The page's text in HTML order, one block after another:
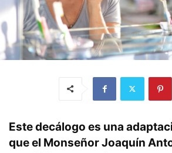
Este decálogo es una
que el Monseñor Joaquín